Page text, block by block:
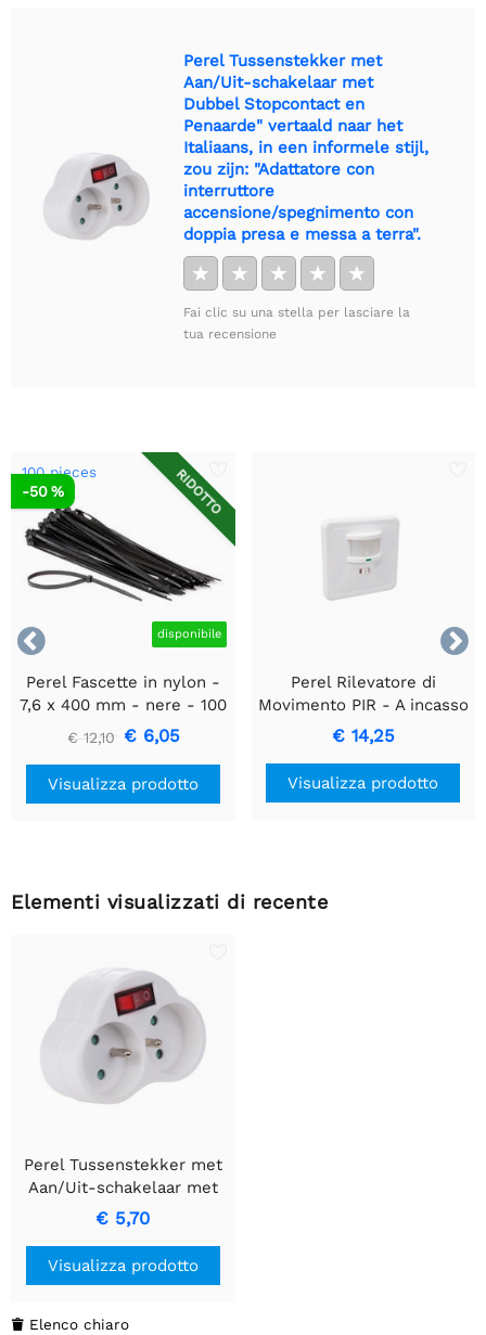
Perel Tussenstekker met
Aan/Uit-schakelaar met
Dubbel Stopcontact en
Penaarde" vertaald naar het
Italiaans, in een informele stijl,
zou zijn: "Adattatore con
interruttore
accensione/spegnimento con
doppia presa e messa a terra".
★ ★ ★ ★ ★
Fai clic su una stella per lasciare la
tua recensione


RIDOTTO
100 pieces
disponibile
-50 %
Perel Fascette in nylon -
7,6 x 400 mm - nere - 100
pz
€ 12,10 € 6,05
Visualizza prodotto
Perel Rilevatore di
Movimento PIR - A incasso
con Rilevamento
Movimento & Design
Incassato
€ 14,25
Visualizza prodotto
Elementi visualizzati di recente
Perel Tussenstekker met
Aan/Uit-schakelaar met
Dubbel Stopcontact en
Penaarde" vertaald naar
het Italiaans, in een
informele stijl, zou zijn:
interruttore
€ 5,70
Visualizza prodotto
 Elenco chiaro